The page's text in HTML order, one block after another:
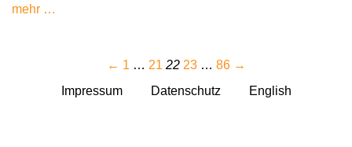
mehr …
← 1 … 21 22 23 … 86 →
Impressum
Datenschutz English